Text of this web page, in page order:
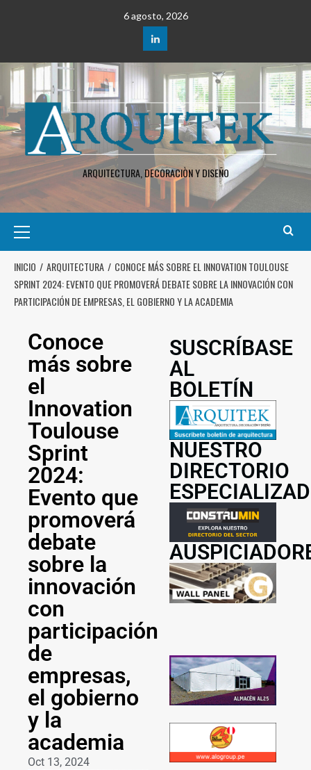
6 agosto, 2026
ARQUITECTURA, DECORACIÒN Y DISEÑO
INICIO ARQUITECTURA
CONOCE MÁS SOBRE EL INNOVATION TOULOUSE
SPRINT 2024: EVENTO QUE PROMOVERÁ DEBATE SOBRE LA INNOVACIÓN CON
PARTICIPACIÓN DE EMPRESAS, EL GOBIERNO Y LA ACADEMIA
Conoce
más sobre
el
Innovation
Toulouse
Sprint
2024:
Evento que
promoverá
debate
sobre la
innovación
con
participación
de
empresas,
el gobierno
y la
academia
Oct 13, 2024
SUSCRÍBASE
AL
BOLETÍN
NUESTRO
DIRECTORIO